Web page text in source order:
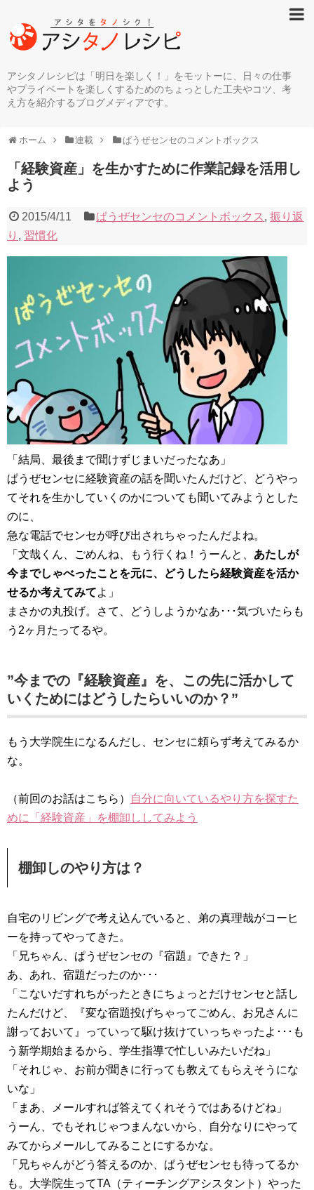
アシタノレシピは「明日を楽しく！」をモットーに、日々の仕事
やプライベートを楽しくするためのちょっとした工夫やコツ、考
え方を紹介するブログメディアです。
ホーム 連載 ぱうぜセンセのコメントボックス
「経験資産」を生かすために作業記録を活用し
よう
2015/4/11 ぱうぜセンセのコメントボックス ,振り返
り , 習慣化
「結局、最後まで聞けずじまいだったなあ」
ぱうぜセンセに経験資産の話を聞いたんだけど、どうやっ
てそれを生かしていくのかについても聞いてみようとした
のに、
急な電話でセンセが呼び出されちゃったんだよね。
「文哉くん、ごめんね、もう行くね！うーんと、 あたしが
今までしゃべったことを元に、どうしたら経験資産を活か
せるか考えてみてよ」
まさかの丸投げ。さて、どうしようかなあ･･･気づいたらも
う2ヶ月たってるや。
”今までの『経験資産』を、この先に活かして
いくためにはどうしたらいいのか？”
もう大学院生になるんだし、センセに頼らず考えてみるか
な。
（前回のお話はこちら）
自分に向いているやり方を探すた
めに「経験資産」を棚卸ししてみよう
棚卸しのやり方は？
自宅のリビングで考え込んでいると、弟の真理哉がコーヒ
ーを持ってやってきた。
「兄ちゃん、ぱうぜセンセの『宿題』できた？」
あ、あれ、宿題だったのか･･･
「こないだすれちがったときにちょっとだけセンセと話し
たんだけど、『変な宿題投げちゃってごめん、お兄さんに
謝っておいて』っていって駆け抜けていっちゃったよ･･･も
う新学期始まるから、学生指導で忙しいみたいだね」
「それじゃ、お前が聞きに行っても教えてもらえそうにな
いな」
「まあ、メールすれば答えてくれそうではあるけどね」
うーん、でもそれじゃつまんないから、自分なりにやって
みてからメールしてみることにするかな。
「兄ちゃんがどう答えるのか、ぱうぜセンセも待ってるか
も。大学院生ってTA（ティーチングアシスタント）やった